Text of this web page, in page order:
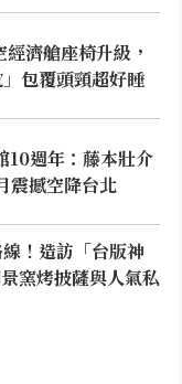
濟艙座椅升級，
包覆頭頸超好睡
10週年：藤本壯介
震撼空降台北
！造訪「台版神
窯烤披薩與人氣私